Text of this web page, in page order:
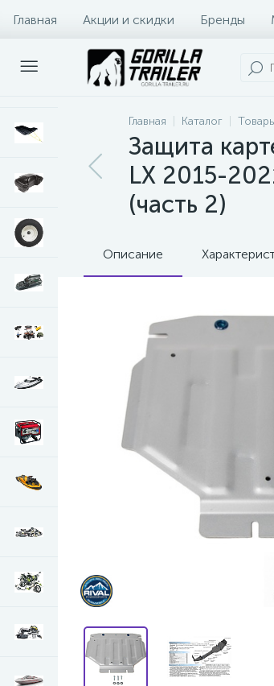
Главная Акции и скидки Бренды
Оплата и доставка Контакты
Главная Каталог
Защита
LX 2015-
(часть 2)
Описание